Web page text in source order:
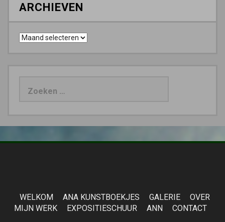
ARCHIEVEN
Archieven
WELKOM ANA KUNSTBOEKJES GALERIE
OVER
MIJN WERK
EXPOSITIESCHUUR ANN CONTACT